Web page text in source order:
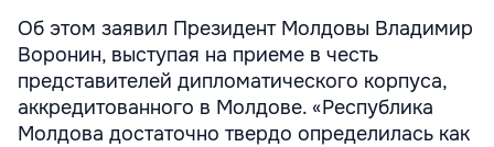
Об этом заявил Президент Молдовы Владимир
Воронин, выступая на приеме в честь
представителей дипломатического корпуса,
аккредитованного в Молдове. «Республика
Молдова достаточно твердо определилась как